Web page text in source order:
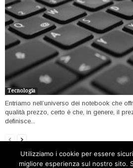
Tecnologia
Entriamo nell’universo dei notebook che
qualità prezzo, certo è che, in genere, il
definisce...
Home Open data Software
Utilizziamo i cookie per essere
migliore esperienza sul nostro sito.